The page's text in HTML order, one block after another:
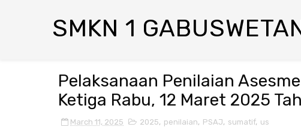
SMKN 1
Pelaksanaan Penilaian
Ketiga Rabu, 12 Maret 2025
March 11, 2025 2025, penilaian, PSAJ, sumatif, us